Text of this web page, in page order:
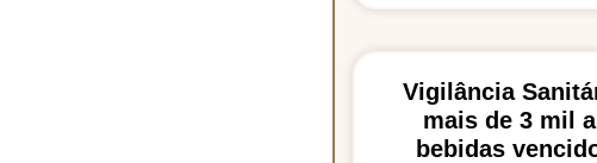
Vigilância
mais de 3 mil
bebidas